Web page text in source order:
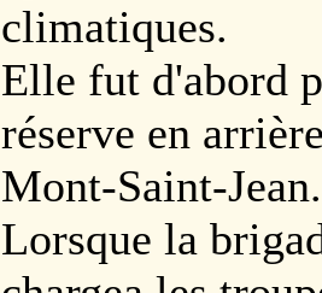
climatiques.
Elle fut d'abord
réserve en
Mont-Saint-Jean.
Lorsque la